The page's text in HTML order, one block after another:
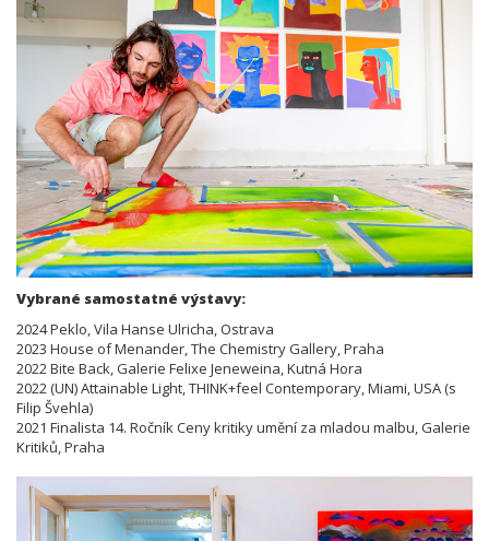
Vybrané samostatné výstavy:
2024 Peklo, Vila Hanse Ulricha, Ostrava
2023 House of Menander, The Chemistry Gallery, Praha
2022 Bite Back, Galerie Felixe Jeneweina, Kutná Hora
2022 (UN) Attainable Light, THINK+feel Contemporary, Miami, USA (s
Filip Švehla)
2021 Finalista 14. Ročník Ceny kritiky umění za mladou malbu, Galerie
Kritiků, Praha